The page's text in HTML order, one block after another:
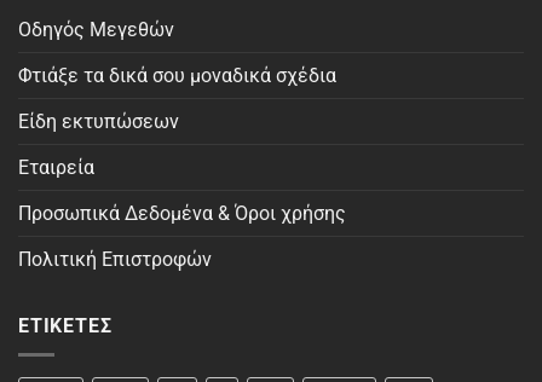
Οδηγός Μεγεθών
Φτιάξε τα δικά σου μοναδικά σχέδια
Είδη εκτυπώσεων
Εταιρεία
Προσωπικά Δεδομένα & Όροι χρήσης
Πολιτική Επιστροφών
ΕΤΙΚΈΤΕΣ